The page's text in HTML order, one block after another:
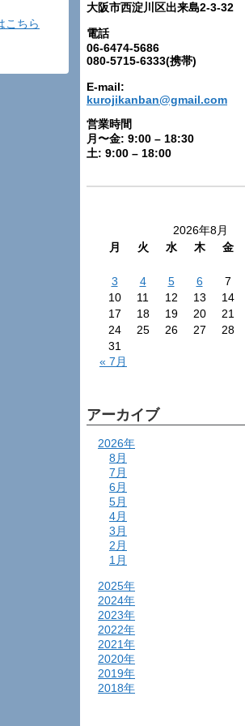
こちら
大阪市西淀川区出来島2-3-32
電話
06-6474-5686
080-5715-6333(携帯)
E-mail:
kurojikanban@gmail.com
営業時間
月〜金: 9:00 – 18:30
土: 9:00 – 18:00
2026年8月
月
火 水 木 金
3
4 5 6 7
10
11 12 13 14
17
18 19 20 21
24
25 26 27 28
31
« 7月
アーカイブ
2026年
8月
7月
6月
5月
4月
3月
2月
1月
2025年
2024年
2023年
2022年
2021年
2020年
2019年
2018年